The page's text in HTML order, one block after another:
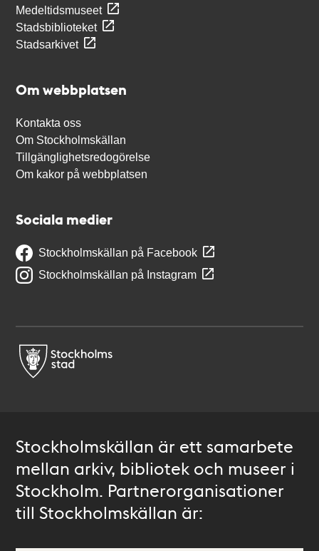
Medeltidsmuseet
Stadsbiblioteket
Stadsarkivet
Om webbplatsen
Kontakta oss
Om Stockholmskällan
Tillgänglighetsredogörelse
Om kakor på webbplatsen
Sociala medier
Stockholmskällan på Facebook
Stockholmskällan på Instagram
Stockholmskällan är ett samarbete
mellan arkiv, bibliotek och museer i
Stockholm. Partnerorganisationer
till Stockholmskällan är: